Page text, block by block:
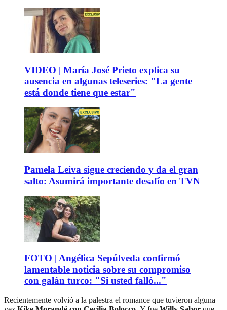
VIDEO | María José Prieto explica su
ausencia en algunas teleseries: "La gente
está donde tiene que estar"
Pamela Leiva sigue creciendo y da el gran
salto: Asumirá importante desafío en TVN
FOTO | Angélica Sepúlveda confirmó
lamentable noticia sobre su compromiso
con galán turco: "Si usted falló..."
Recientemente volvió a la palestra el romance que tuvieron alguna